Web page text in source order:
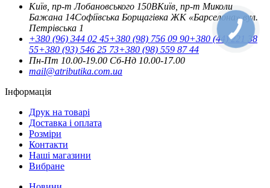
Київ, пр-т Лобановського 150ВКиїв, пр-т Миколи
Бажана 14Софіївська Борщагівка ЖК «Барселона» вул.
Петрівська 1
+380 (96) 344 02 45+380 (98) 756 09 90+380 (44) 221 38
55+380 (93) 546 25 73+380 (98) 559 87 44
Пн-Пт 10.00-19.00 Cб-Нд 10.00-17.00
mail@atributika.com.ua
Інформація
Друк на товарі
Доставка і оплата
Розміри
Контакти
Наші магазини
Вибране